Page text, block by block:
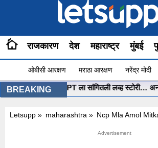
राजकारण देश महाराष्ट्र मुंबई
ओबीसी आरक्षण मराठा आरक्षण नरेंद्र मोदी
BREAKING
पोरीनं ChatGPT ला सांगितली लव्ह स्टोरी… अन्
Letsupp » maharashtra » Ncp Mla Amol